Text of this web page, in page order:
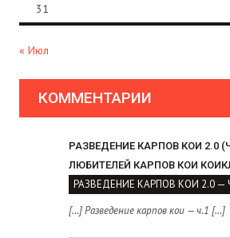
31
« Июл
КОММЕНТАРИИ
РАЗВЕДЕНИЕ КАРПОВ КОИ 2.0
ЛЮБИТЕЛЕЙ КАРПОВ КОИ
РАЗВЕДЕНИЕ КАРПОВ КОИ 2.0 —
[…] Разведение карпов кои — ч.1 […]